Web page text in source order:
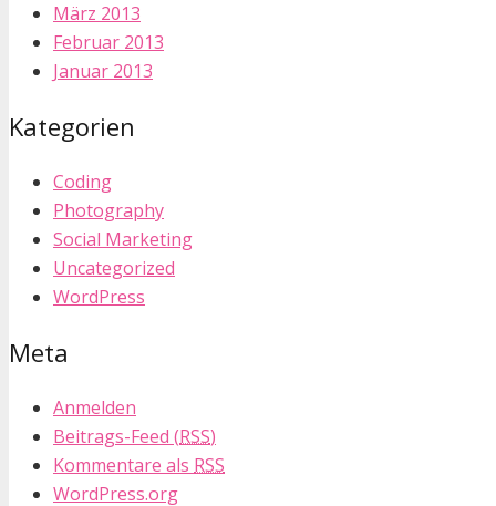
März 2013
Februar 2013
Januar 2013
Kategorien
Coding
Photography
Social Marketing
Uncategorized
WordPress
Meta
Anmelden
Beitrags-Feed (RSS)
Kommentare als RSS
WordPress.org